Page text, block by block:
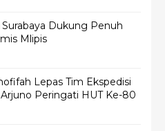
Dukung Penuh
Mlipis
Lepas Tim Ekspedisi
Peringati HUT Ke-80